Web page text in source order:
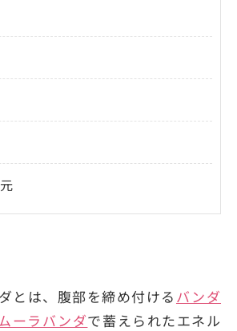
とは、腹部を締め付ける バンダ
ーラバンダで蓄えられたエネル